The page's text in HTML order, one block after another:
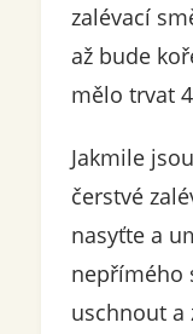
zalévací
až bude
mělo trvat
Jakmile
čerstvé
nasyťte a
nepřímého
uschnout a